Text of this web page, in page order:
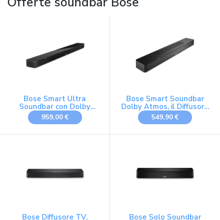
Bose Smart Ultra
Soundbar con Dolby
Atmos e controllo vocale
Alexa, AI Bluetooth
959,00 €
Bose Smart Soundbar
Dolby Atmos, il Diffusore
soundbar Bluetooth con
controllo vocale e
549,90 €
Bose Diffusore TV, Bose Solo Soundbar